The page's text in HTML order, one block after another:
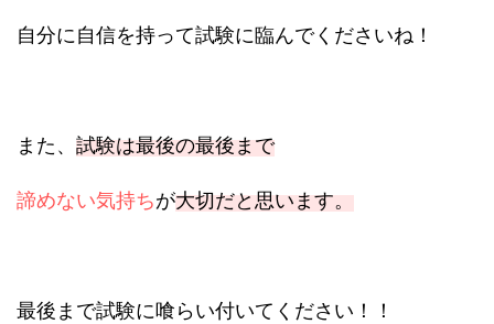
自分に自信を持って試験に臨んでくださいね！
また、 試験は最後の最後まで
諦めない気持ちが大切だと思います。
最後まで試験に喰らい付いてください！！